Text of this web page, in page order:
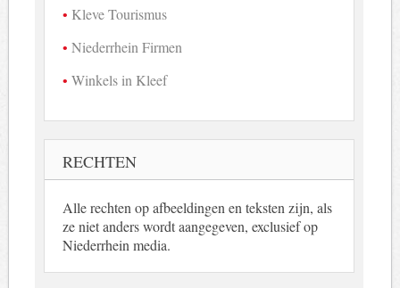
Kleve Tourismus
Niederrhein Firmen
Winkels in Kleef
RECHTEN
Alle rechten op afbeeldingen en teksten zijn, als
ze niet anders wordt aangegeven, exclusief op
Niederrhein media.